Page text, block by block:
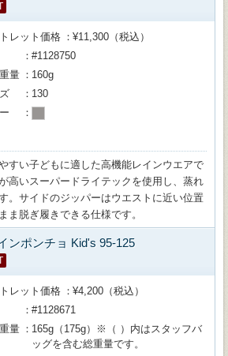
レット価格
¥11,300（税込）
#1128750
量
160g
130
すい子どもに適した高機能レインウエアで
高いスーパードライテックを使用し、蒸れ
。サイドのジッパーはウエストに近い位置
ま脱ぎ履きできる仕様です。
ンポンチョ Kid's 95-125
レット価格
¥4,200（税込）
#1128671
量
165g（175g）※（ ）内はスタッフバ
ッグを含む総重量です。